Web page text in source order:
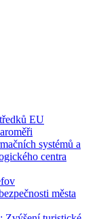
EU
systémů a
centra
města